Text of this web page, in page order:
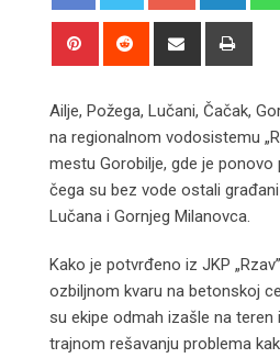
Pinterest Reddit
Share
Ailje, Požega, Lučani, Čačak,
na regionalnom vodosistemu
mestu Gorobilje, gde je ponovo
čega su bez vode ostali
Lučana i Gornjeg Milanovca.
Kako je potvrđeno iz JKP
ozbiljnom kvaru na betonskoj
su ekipe odmah izašle na teren
trajnom rešavanju problema